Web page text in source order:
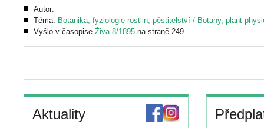
Autor:
Téma: Botanika, fyziologie rostlin, pěstitelství / Botany, plant
Vyšlo v časopise Živa 8/1895 na straně 249
Aktuality